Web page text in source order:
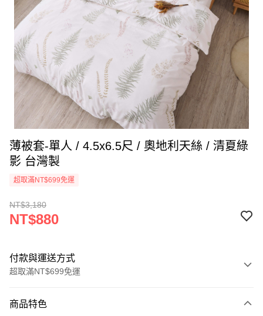
薄被套-單人 / 4.5x6.5尺 / 奧地利天絲 / 清夏綠
影 台灣製
超取滿NT$699免運
NT$3,180
NT$880
付款與運送方式
超取滿NT$699免運
信用卡一次付款
商品特色